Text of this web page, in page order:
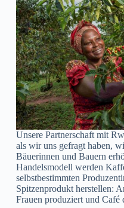
Unsere Partnerschaft mit
als wir uns gefragt haben,
Bäuerinnen und Bauern
Handelsmodell werden
selbstbestimmten
Spitzenprodukt herstellen:
Frauen produziert und Café